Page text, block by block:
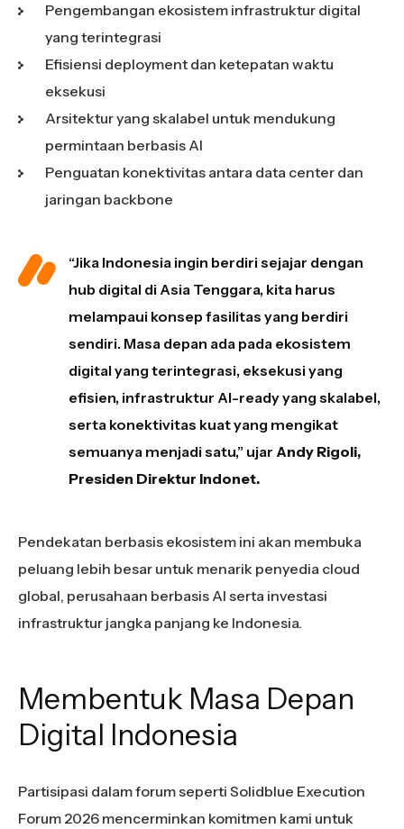
Pengembangan ekosistem infrastruktur digital
yang terintegrasi
Efisiensi deployment dan ketepatan waktu
eksekusi
Arsitektur yang skalabel untuk mendukung
permintaan berbasis AI
Penguatan konektivitas antara data center dan
jaringan backbone
“Jika Indonesia ingin berdiri sejajar dengan
hub digital di Asia Tenggara, kita harus
melampaui konsep fasilitas yang berdiri
sendiri. Masa depan ada pada ekosistem
digital yang terintegrasi, eksekusi yang
efisien, infrastruktur AI-ready yang skalabel,
serta konektivitas kuat yang mengikat
semuanya menjadi satu,” ujar Andy Rigoli,
Presiden Direktur Indonet.
Pendekatan berbasis ekosistem ini akan membuka
peluang lebih besar untuk menarik penyedia cloud
global, perusahaan berbasis AI serta investasi
infrastruktur jangka panjang ke Indonesia.
Membentuk Masa Depan
Digital Indonesia
Partisipasi dalam forum seperti Solidblue Execution
Forum 2026 mencerminkan komitmen kami untuk